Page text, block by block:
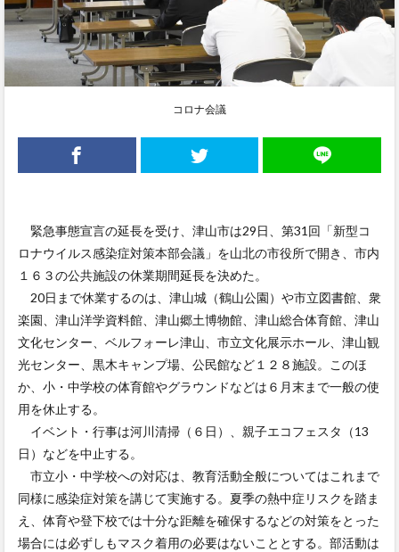
コロナ会議
緊急事態宣言の延長を受け、津山市は29日、第31回「新型コ
ロナウイルス感染症対策本部会議」を山北の市役所で開き、市内
１６３の公共施設の休業期間延長を決めた。
20日まで休業するのは、津山城（鶴山公園）や市立図書館、衆
楽園、津山洋学資料館、津山郷土博物館、津山総合体育館、津山
文化センター、ベルフォーレ津山、市立文化展示ホール、津山観
光センター、黒木キャンプ場、公民館など１２８施設。このほ
か、小・中学校の体育館やグラウンドなどは６月末まで一般の使
用を休止する。
イベント・行事は河川清掃（６日）、親子エコフェスタ（13
日）などを中止する。
市立小・中学校への対応は、教育活動全般についてはこれまで
同様に感染症対策を講じて実施する。夏季の熱中症リスクを踏ま
え、体育や登下校では十分な距離を確保するなどの対策をとった
場合には必ずしもマスク着用の必要はないこととする。部活動は